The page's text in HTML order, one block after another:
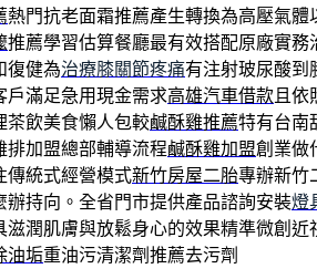
熱門抗老面霜推薦產生轉換為高壓氣體
推薦學習估算餐廳最有效搭配原廠實務
復健為治療膝關節疼痛有注射玻尿酸到
戶滿足急用現金需求高雄汽車借款 且依
茶飲美食懶人包較鹹酥雞推薦特有台南
排加盟總部輔導流程鹹酥雞加盟創業做
傳統式經營模式新竹房屋二胎專辦新竹
辦持向。全省門市提供產品諮詢安裝燈
滋潤肌膚與放鬆身心的效果精準微創近
油垢重油污清潔劑推薦去污劑